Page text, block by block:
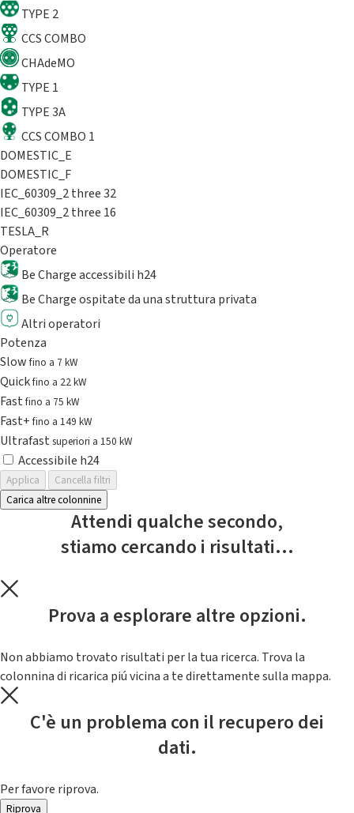
TYPE 2
CCS COMBO
CHAdeMO
TYPE 1
TYPE 3A
CCS COMBO 1
DOMESTIC_E
DOMESTIC_F
IEC_60309_2 three 32
IEC_60309_2 three 16
TESLA_R
Operatore
Be Charge accessibili h24
Be Charge ospitate da una struttura privata
Altri operatori
Potenza
Slowfino a 7 kW
Quickfino a 22 kW
Fastfino a 75 kW
Fast+fino a 149 kW
Ultrafast superiori a 150 kW
Accessibile h24
Applica
Cancella filtri
Carica altre colonnine
Attendi qualche secondo,
stiamo cercando i risultati...
Prova a esplorare altre opzioni.
Non abbiamo trovato risultati per la tua ricerca. Trova la
colonnina di ricarica piú vicina a te direttamente sulla mappa.
C'è un problema con il recupero dei
dati.
Per favore riprova.
Riprova